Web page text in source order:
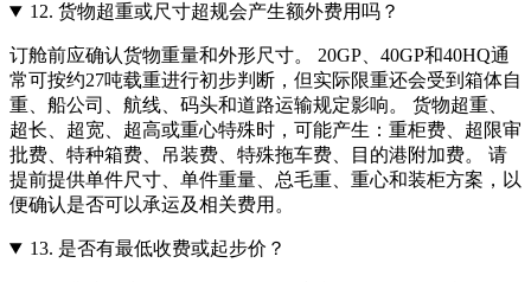
12. 货物超重或尺寸超规会产生额外费用吗？
订舱前应确认货物重量和外形尺寸。 20GP、40GP和40HQ通
常可按约27吨载重进行初步判断，但实际限重还会受到箱体自
重、船公司、航线、码头和道路运输规定影响。 货物超重、
超长、超宽、超高或重心特殊时，可能产生：重柜费、超限审
批费、特种箱费、吊装费、特殊拖车费、目的港附加费。 请
提前提供单件尺寸、单件重量、总毛重、重心和装柜方案，以
便确认是否可以承运及相关费用。
13. 是否有最低收费或起步价？